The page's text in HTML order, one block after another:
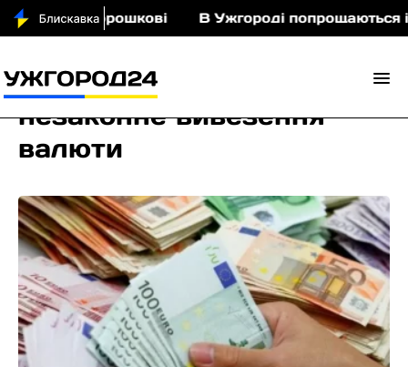
у Порошкові В Ужгороді попрощаються із
незаконне вивезення
валюти